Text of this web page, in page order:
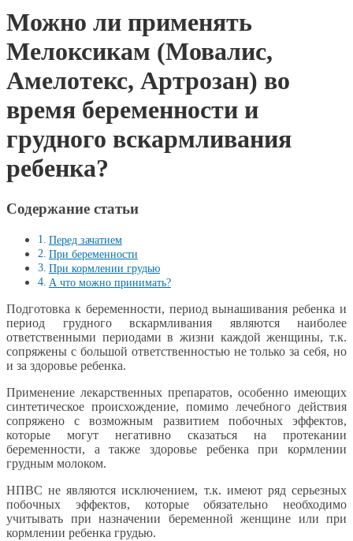
Можно ли применять
Мелоксикам (Мовалис,
Амелотекс, Артрозан) во
время беременности и
грудного вскармливания
ребенка?
Содержание статьи
Перед зачатием
При беременности
При кормлении грудью
А что можно принимать?
Подготовка к беременности, период вынашивания ребенка и
период грудного вскармливания являются наиболее
ответственными периодами в жизни каждой женщины, т.к.
сопряжены с большой ответственностью не только за себя, но
и за здоровье ребенка.
Применение лекарственных препаратов, особенно имеющих
синтетическое происхождение, помимо лечебного действия
сопряжено с возможным развитием побочных эффектов,
которые могут негативно сказаться на протекании
беременности, а также здоровье ребенка при кормлении
грудным молоком.
НПВС не являются исключением, т.к. имеют ряд серьезных
побочных эффектов, которые обязательно необходимо
учитывать при назначении беременной женщине или при
кормлении ребенка грудью.